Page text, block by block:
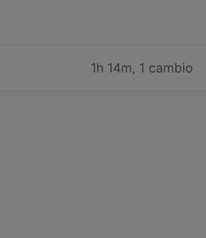
1h 14m, 1 cambio